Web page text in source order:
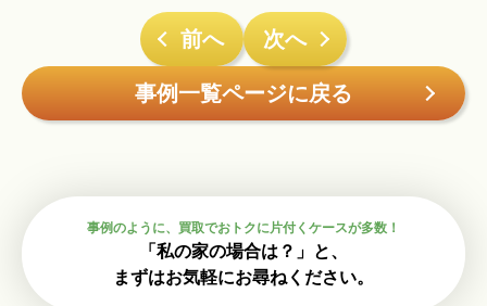
前へ
事例一覧ページに戻る
次へ
事例のように、買取でおトクに片付くケースが多数！
「私の家の場合は？」と、
まずはお気軽にお尋ねください。